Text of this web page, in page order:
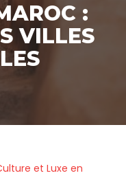
:
VILLES
et Luxe en